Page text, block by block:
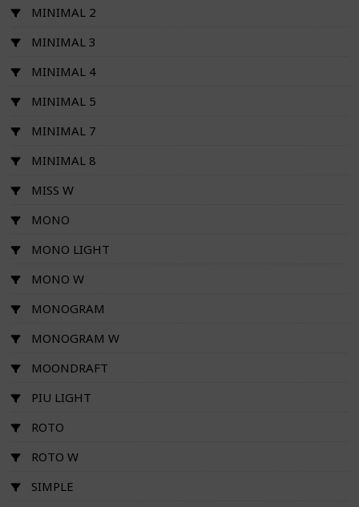
MINIMAL 2
MINIMAL 3
MINIMAL 4
MINIMAL 5
MINIMAL 7
MINIMAL 8
MISS W
MONO
MONO LIGHT
MONO W
MONOGRAM
MONOGRAM W
MOONDRAFT
PIU LIGHT
ROTO
ROTO W
SIMPLE